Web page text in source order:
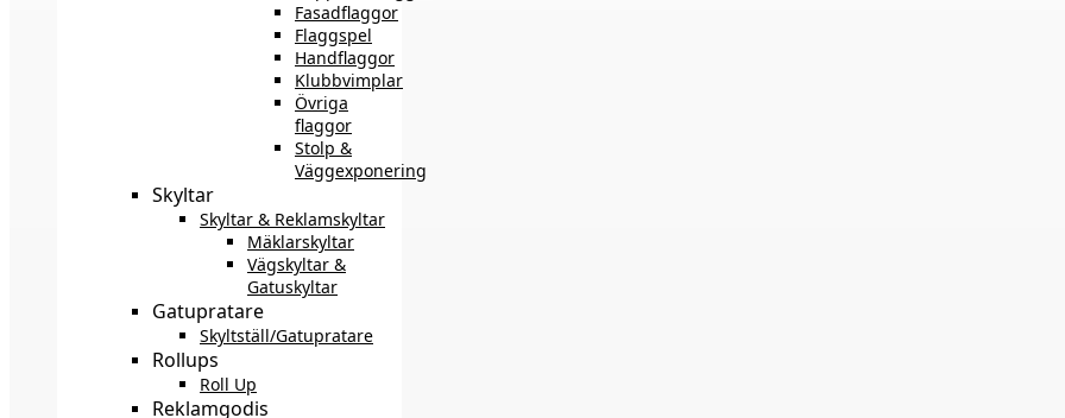
Fasadflaggor
Flaggspel
Handflaggor
Klubbvimplar
Övriga
flaggor
Stolp &
Väggexponering
Skyltar
Skyltar & Reklamskyltar
Mäklarskyltar
Vägskyltar &
Gatuskyltar
Gatupratare
Skyltställ/Gatupratare
Rollups
Roll Up
Reklamgodis